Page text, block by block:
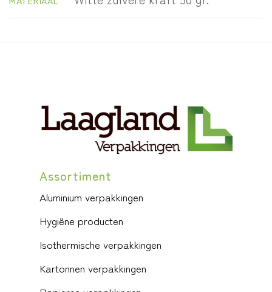
Assortiment
Aluminium verpakkingen
Hygiëne producten
Isothermische verpakkingen
Kartonnen verpakkingen